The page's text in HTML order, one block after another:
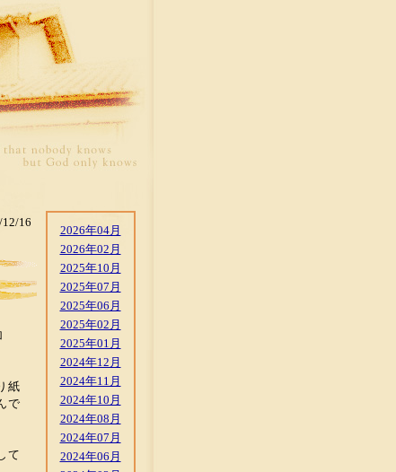
2026年04月
2026年02月
2025年10月
2025年07月
2025年06月
2025年02月
2025年01月
2024年12月
2024年11月
2024年10月
2024年08月
2024年07月
2024年06月
16
紙
で
て